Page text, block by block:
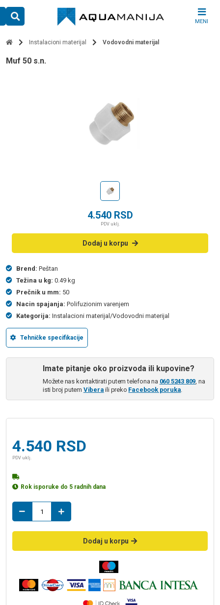
content
MENI
Instalacioni materijal Vodovodni materijal
muf 50 s.n.
4.540 RSD
PDV uklj.
Dodaj u korpu
Brend: Peštan
Težina u kg: 0.49 kg
Prečnik u mm: 50
Nacin spajanja: Polifuzionim varenjem
Kategorija: Instalacioni materijal/Vodovodni materijal
Tehničke specifikacije
Imate pitanje oko proizvoda ili kupovine?
Možete nas kontaktirati putem telefona na 060 5243 809, na
isti broj putem Vibera ili preko Facebook poruka.
4.540 RSD
PDV uklj.
Rok isporuke do 5 radnih dana
50
s.n.
Dodaj u korpu